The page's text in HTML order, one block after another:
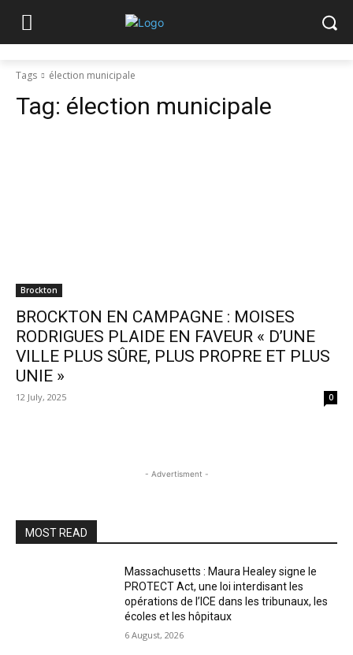
Tags élection municipale
Tag: élection municipale
Brockton
BROCKTON EN CAMPAGNE : MOISES
RODRIGUES PLAIDE EN FAVEUR « D’UNE
VILLE PLUS SÛRE, PLUS PROPRE ET PLUS
UNIE »
12 July, 2025 0
- Advertisment -
MOST READ
Massachusetts : Maura Healey signe le
PROTECT Act, une loi interdisant les
opérations de l’ICE dans les tribunaux, les
écoles et les hôpitaux
6 August, 2026